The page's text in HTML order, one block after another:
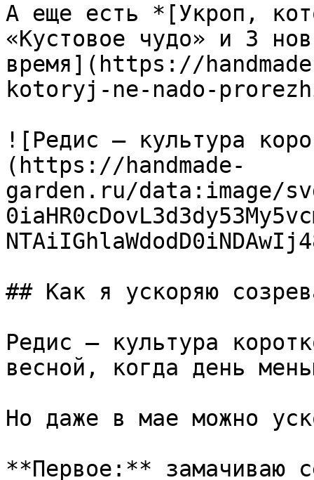
А еще есть *[Укроп,
«Кустовое чудо» и 3
время](https://
kotoryj-ne-nado-
![Редис — культура
(https://handmade-
garden.ru/data:image/
## Как я ускоряю
Редис — культура
весной, когда день
Но даже в мае можно
**Первое:** замачиваю